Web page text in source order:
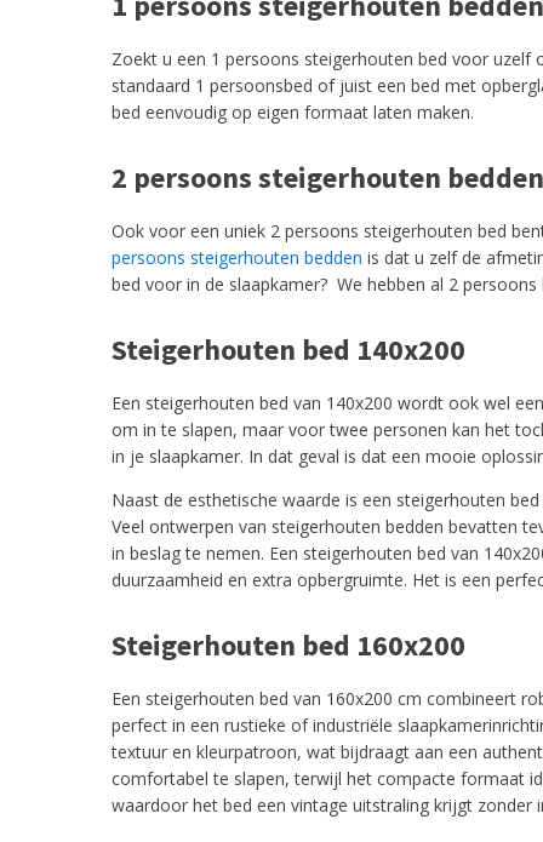
Zoekt u een 1 persoons steigerhouten bed voor
standaard 1 persoonsbed of juist een bed met
bed eenvoudig op eigen formaat laten maken.
2 persoons steigerhouten bedden
Ook voor een uniek 2 persoons steigerhouten bed
persoons steigerhouten bedden is dat u zelf de
bed voor in de slaapkamer? We hebben al 2
Steigerhouten bed 140x200
Een steigerhouten bed van 140x200 wordt ook wel
om in te slapen, maar voor twee personen kan het
in je slaapkamer. In dat geval is dat een mooie
Naast de esthetische waarde is een steigerhouten
Veel ontwerpen van steigerhouten bedden bevatten
in beslag te nemen. Een steigerhouten bed van
duurzaamheid en extra opbergruimte. Het is een
Steigerhouten bed 160x200
Een steigerhouten bed van 160x200 cm combineert
perfect in een rustieke of industriële
textuur en kleurpatroon, wat bijdraagt aan een
comfortabel te slapen, terwijl het compacte formaat
waardoor het bed een vintage uitstraling krijgt